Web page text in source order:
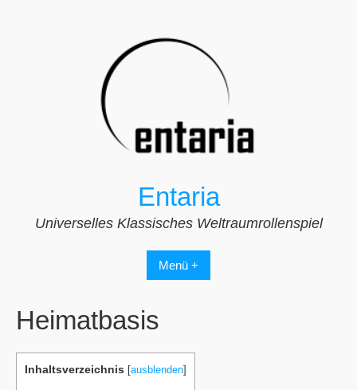
Entaria
Universelles Klassisches Weltraumrollenspiel
Menü +
Heimatbasis
Inhaltsverzeichnis [ausblenden]